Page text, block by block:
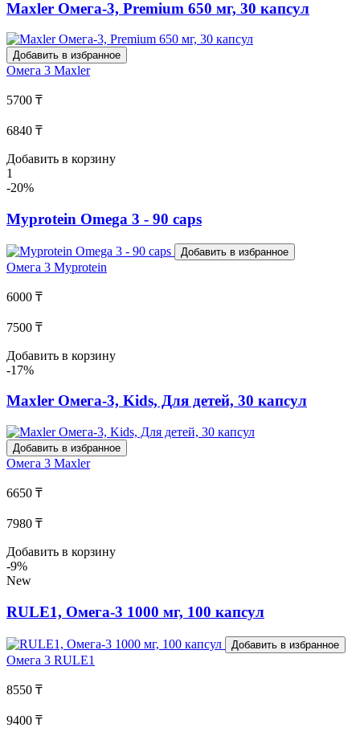
Maxler Омега-3, Premium 650 мг, 30 капсул
Добавить в избранное
Омега 3 Maxler
5700 ₸
6840 ₸
Добавить в корзину
1
-20%
Myprotein Omega 3 - 90 caps
Добавить в избранное
Омега 3 Myprotein
6000 ₸
7500 ₸
Добавить в корзину
-17%
Maxler Омега-3, Kids, Для детей, 30 капсул
Добавить в избранное
Омега 3 Maxler
6650 ₸
7980 ₸
Добавить в корзину
-9%
New
RULE1, Омега-3 1000 мг, 100 капсул
Добавить в избранное
Омега 3 RULE1
8550 ₸
9400 ₸